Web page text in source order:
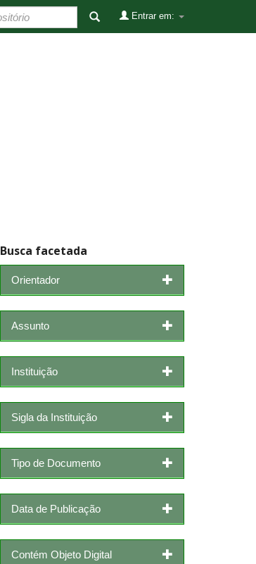
Entrar em:
Busca facetada
Orientador
Assunto
Instituição
Sigla da Instituição
Tipo de Documento
Data de Publicação
Contém Objeto Digital